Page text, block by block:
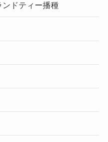
ンドティー播種